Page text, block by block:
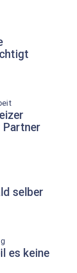
Partner
selber
es keine